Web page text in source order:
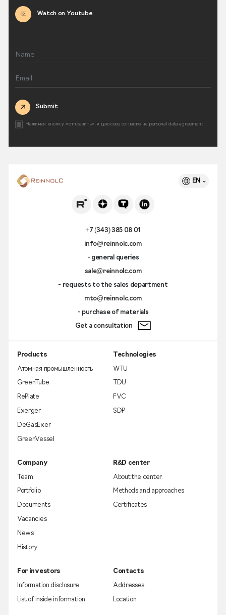
Watch on Youtube
Submit
Нажимая кнопку «отправить», я даю свое согласие на personal data agreement
EN
+7 (343) 385 08 01
info@reinnolc.com
- general queries
sale@reinnolc.com
- requests to the sales department
mto@reinnolc.com
- purchase of materials
Get a consultation
Products
Атомная промышленность
GreenTube
RePlate
Exerger
DeGasExer
GreenVessel
Technologies
WTU
TDU
FVC
SDP
Company
Team
Portfolio
Documents
Vacancies
News
History
R&D center
About the center
Methods and approaches
Certificates
For investors
Information disclosure
List of inside information
Contacts
Addresses
Location